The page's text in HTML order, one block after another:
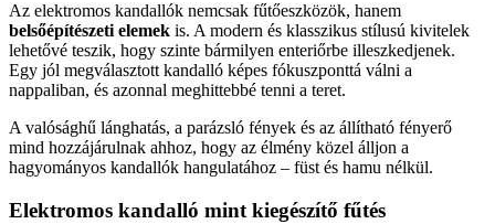
Az elektromos kandallók nemcsak fűtőeszközök, hanem
belsőépítészeti elemek is. A modern és klasszikus stílusú kivitelek
lehetővé teszik, hogy szinte bármilyen enteriőrbe illeszkedjenek.
Egy jól megválasztott kandalló képes fókuszponttá válni a
nappaliban, és azonnal meghittebbé tenni a teret.
A valósághű lánghatás, a parázsló fények és az állítható fényerő
mind hozzájárulnak ahhoz, hogy az élmény közel álljon a
hagyományos kandallók hangulatához – füst és hamu nélkül.
Elektromos kandalló mint kiegészítő fűtés